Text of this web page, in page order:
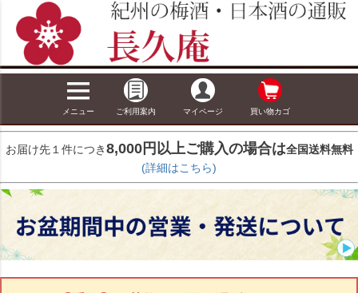
メニュー ご利用案内 マイページ 買い物カゴ
お届け先１件につき8,000円以上ご購入の場合は全国送料無料
(詳細はこちら)